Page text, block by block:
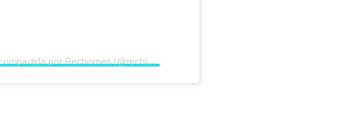
Una publicación compartida por Rechismes (@rechismes)